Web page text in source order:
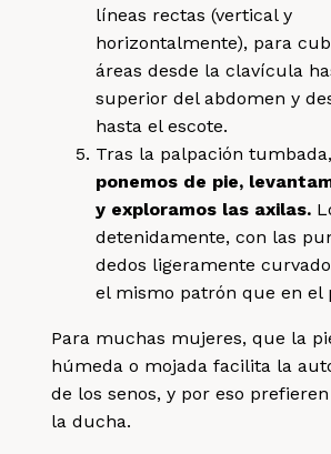
líneas rectas (vertical y
horizontalmente), para
áreas desde la clavícula
superior del abdomen y
hasta el escote.
Tras la palpación
ponemos de pie,
y exploramos las axilas.
detenidamente, con las
dedos ligeramente
el mismo patrón que en el
Para muchas mujeres, que la
húmeda o mojada facilita la
de los senos, y por eso
la ducha.